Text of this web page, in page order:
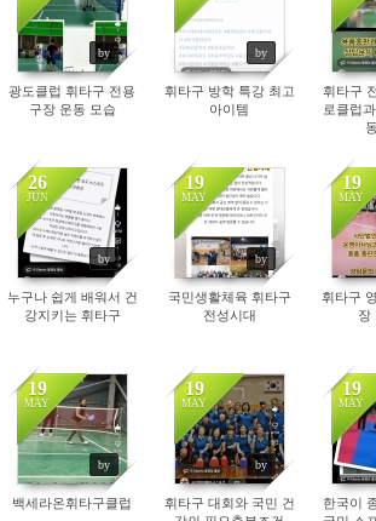
by
92
광도클럽 휘타구 전용
구장 운동 모습
by
79
휘타구 방학 특강 최고
아이템
휘타구
로클럽
26
JUN
by
85
누구나 쉽게 배워서 건
강지키는 휘타구
19
MAY
by
349
국민생활체육 휘타구
전성시대
19
MAY
휘타구
장
19
MAY
by
376
백세라온휘타구클럽
19
MAY
by
255
휘타구 대회와 국민 건
19
MAY
한국이